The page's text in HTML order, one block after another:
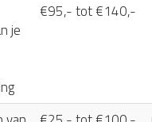
je
€95,- tot €140,-